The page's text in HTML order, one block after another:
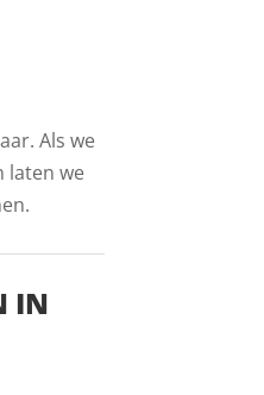
Als we
laten we
IN